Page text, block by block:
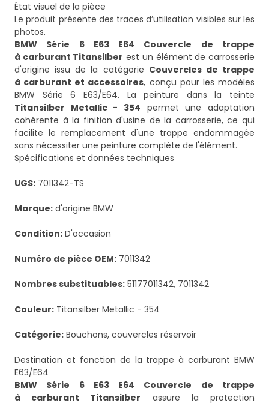
État visuel de la pièce
Le produit présente des traces d’utilisation visibles sur les
BMW Série 6 E63 E64 Couvercle de trappe
à carburant Titansilber est un élément de carrosserie
d'origine issu de la catégorie Couvercles de trappe
à carburant et accessoires, conçu pour les modèles
BMW Série 6 E63/E64. La peinture dans la teinte
Titansilber Metallic - 354 permet une adaptation
cohérente à la finition d'usine de la carrosserie, ce qui
facilite le remplacement d'une trappe endommagée
sans nécessiter une peinture complète de l'élément.
Spécifications et données techniques
UGS: 7011342-TS
Marque: d'origine BMW
Condition: D'occasion
Numéro de pièce OEM: 7011342
Nombres substituables: 51177011342, 7011342
Couleur: Titansilber Metallic - 354
Catégorie: Bouchons, couvercles réservoir
Destination et fonction de la trappe à carburant BMW
E63/E64
BMW Série 6 E63 E64 Couvercle de trappe
à carburant Titansilber assure la protection